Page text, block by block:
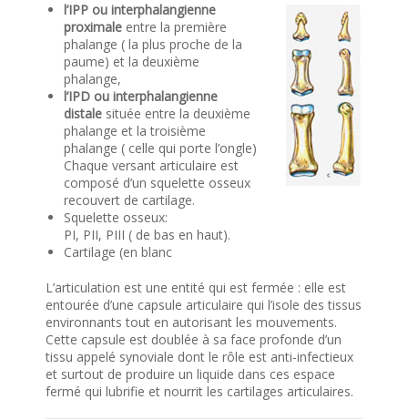
l’IPP ou interphalangienne
proximale entre la première
phalange ( la plus proche de la
paume) et la deuxième
phalange,
l’IPD ou interphalangienne
distale située entre la deuxième
phalange et la troisième
phalange ( celle qui porte l’ongle)
Chaque versant articulaire est
composé d’un squelette osseux
recouvert de cartilage.
Squelette osseux:
PI, PII, PIII ( de bas en haut).
Cartilage (en blanc
L’articulation est une entité qui est fermée : elle est
entourée d’une capsule articulaire qui l’isole des tissus
environnants tout en autorisant les mouvements.
Cette capsule est doublée à sa face profonde d’un
tissu appelé synoviale dont le rôle est anti-infectieux
et surtout de produire un liquide dans ces espace
fermé qui lubrifie et nourrit les cartilages articulaires.